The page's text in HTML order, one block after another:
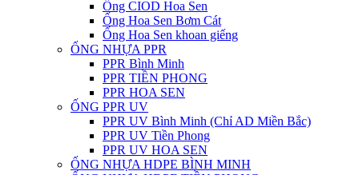
Ống CIOD Hoa Sen
Ống Hoa Sen Bơm Cát
Ống Hoa Sen khoan giếng
ỐNG NHỰA PPR
PPR Bình Minh
PPR TIỀN PHONG
PPR HOA SEN
ỐNG PPR UV
PPR UV Bình Minh (Chỉ AD Miền Bắc)
PPR UV Tiền Phong
PPR UV HOA SEN
ỐNG NHỰA HDPE BÌNH MINH